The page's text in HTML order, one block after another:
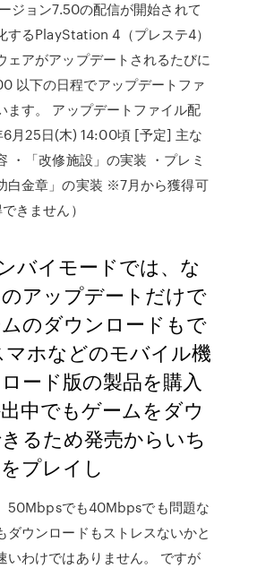
ジョン7.50の配信が開始されて
するPlayStation 4（プレステ4）
ェアがアップデートされるたびに
以下の日程でアップデートファ
ます。 アップデートファイル配
月25日(木) 14:00頃 [予定] 主な
・「改修施設」の実装 ・プレミ
白金章」の実装 ※7月から獲得可
きません）
バイモードでは、な
アップデートだけで
のダウンロードもで
マホなどのモバイル機
ード版の製品を購入
中でもゲームをダウ
るため発売からいち
プレイし
50Mbpsでも40Mbpsでも問題な
ダウンロードもストレスないかと
いわけではありません。 ですが